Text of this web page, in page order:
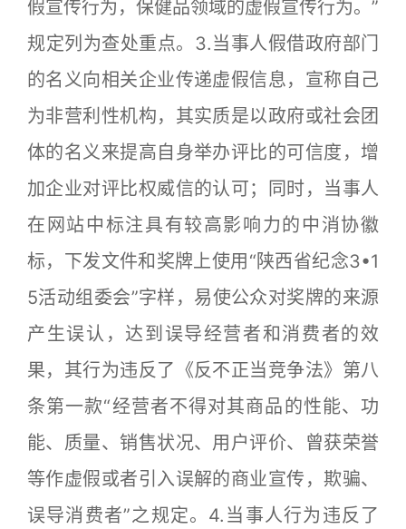
假宣传行为，保健品领域的虚假宣传行为。”
规定列为查处重点。3.当事人假借政府部门
的名义向相关企业传递虚假信息，宣称自己
为非营利性机构，其实质是以政府或社会团
体的名义来提高自身举办评比的可信度，增
加企业对评比权威信的认可；同时，当事人
在网站中标注具有较高影响力的中消协徽
标，下发文件和奖牌上使用“陕西省纪念3•1
5活动组委会”字样，易使公众对奖牌的来源
产生误认，达到误导经营者和消费者的效
果，其行为违反了《反不正当竞争法》第八
条第一款“经营者不得对其商品的性能、功
能、质量、销售状况、用户评价、曾获荣誉
等作虚假或者引入误解的商业宣传，欺骗、
误导消费者”之规定。4.当事人行为违反了